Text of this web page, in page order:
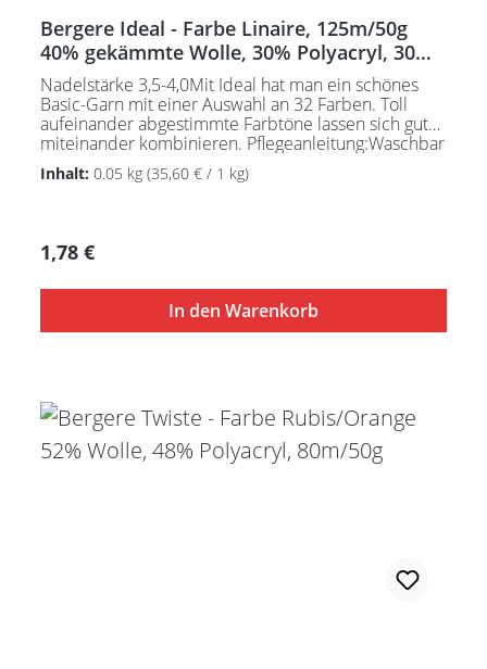
Bergere Ideal - Farbe Linaire, 125m/50g
40% gekämmte Wolle, 30% Polyacryl, 30%
Polyamid
Nadelstärke 3,5-4,0Mit Ideal hat man ein schönes
Basic-Garn mit einer Auswahl an 32 Farben. Toll
aufeinander abgestimmte Farbtöne lassen sich gut
miteinander kombinieren. Pflegeanleitung:Waschbar
bei 30°C - sehr schonend / Wolle(Wollschleudern /
nicht schleudern)
Inhalt: 0.05 kg (35,60 € / 1 kg)
Regulärer Preis:
1,78 €
In den Warenkorb